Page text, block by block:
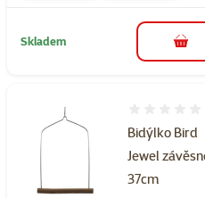
Skladem do
Bidýlko Bird
Jewel
37cm